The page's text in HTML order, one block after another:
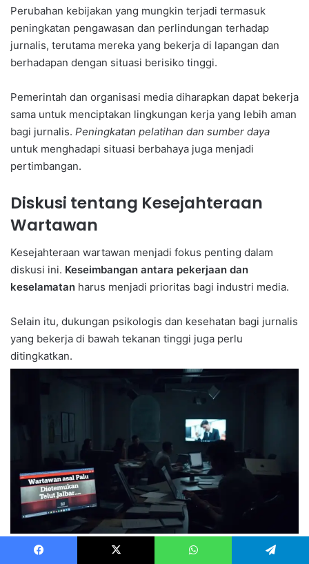
Perubahan kebijakan yang mungkin terjadi termasuk
peningkatan pengawasan dan perlindungan terhadap
jurnalis, terutama mereka yang bekerja di lapangan dan
berhadapan dengan situasi berisiko tinggi.
Pemerintah dan organisasi media diharapkan dapat bekerja
sama untuk menciptakan lingkungan kerja yang lebih aman
bagi jurnalis. Peningkatan pelatihan dan sumber daya
untuk menghadapi situasi berbahaya juga menjadi
pertimbangan.
Diskusi tentang Kesejahteraan
Wartawan
Kesejahteraan wartawan menjadi fokus penting dalam
diskusi ini. Keseimbangan antara pekerjaan dan
keselamatan harus menjadi prioritas bagi industri media.
Selain itu, dukungan psikologis dan kesehatan bagi jurnalis
yang bekerja di bawah tekanan tinggi juga perlu
ditingkatkan.
Dengan demikian, industri media dapat bergerak maju